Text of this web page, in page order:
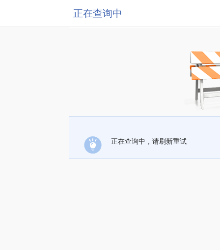
正在查询中
正在查询中，请刷新重试